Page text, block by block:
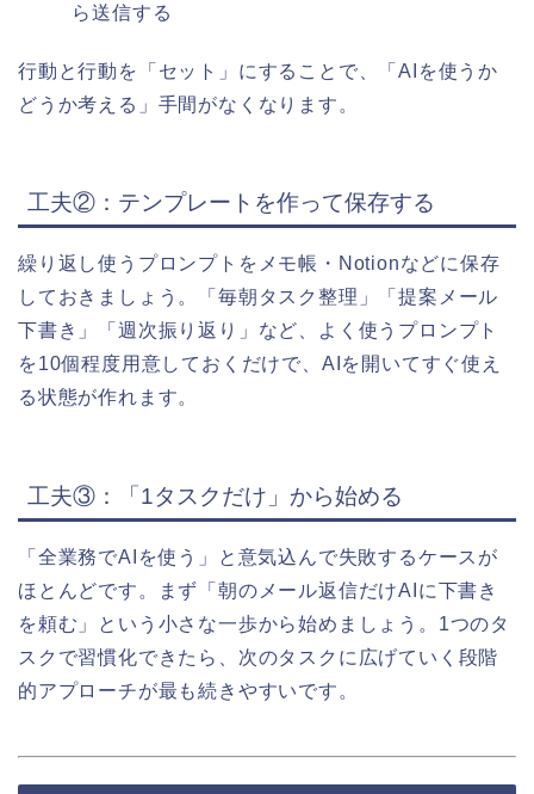
ら送信する
行動と行動を「セット」にすることで、「AIを使うか
どうか考える」手間がなくなります。
工夫②：テンプレートを作って保存する
繰り返し使うプロンプトをメモ帳・Notionなどに保存
しておきましょう。「毎朝タスク整理」「提案メール
下書き」「週次振り返り」など、よく使うプロンプト
を10個程度用意しておくだけで、AIを開いてすぐ使え
る状態が作れます。
工夫③：「1タスクだけ」から始める
「全業務でAIを使う」と意気込んで失敗するケースが
ほとんどです。まず「朝のメール返信だけAIに下書き
を頼む」という小さな一歩から始めましょう。1つのタ
スクで習慣化できたら、次のタスクに広げていく段階
的アプローチが最も続きやすいです。